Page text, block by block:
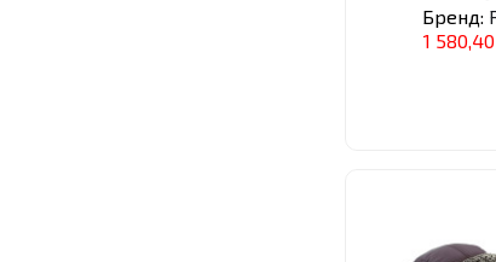
Бренд:
1 580,40